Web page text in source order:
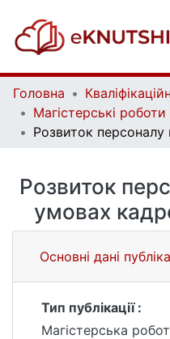
Головна
Розвиток
умовах
Основні дані
Тип публікації :
Магістерська